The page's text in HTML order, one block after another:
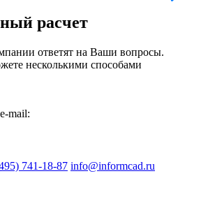
расчет
ответят на Ваши вопросы.
несколькими способами
mail:
741-18-87 info@informcad.ru